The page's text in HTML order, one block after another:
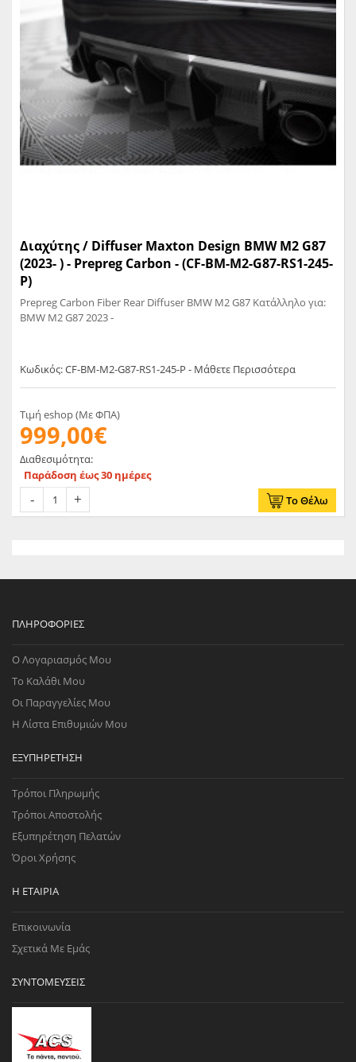
Διαχύτης / Diffuser Maxton Design BMW M2 G87
(2023- ) - Prepreg Carbon - (CF-BM-M2-G87-RS1-245-
P)
Prepreg Carbon Fiber Rear Diffuser BMW M2 G87 Κατάλληλο για:
BMW M2 G87 2023 -
Κωδικός: CF-BM-M2-G87-RS1-245-P - Μάθετε Περισσότερα
Τιμή eshop (Με ΦΠΑ)
999,00€
Διαθεσιμότητα:
Παράδοση έως 30 ημέρες
Το Θέλω
ΠΛΗΡΟΦΟΡΊΕΣ
Ο Λογαριασμός Μου
Το Καλάθι Μου
Οι Παραγγελίες Μου
Η Λίστα Επιθυμιών Μου
ΕΞΥΠΗΡΈΤΗΣΗ
Τρόποι Πληρωμής
Τρόποι Αποστολής
Εξυπηρέτηση Πελατών
Όροι Χρήσης
Η ΕΤΑΙΡΊΑ
Επικοινωνία
Σχετικά Με Εμάς
ΣΥΝΤΟΜΕΎΣΕΙΣ